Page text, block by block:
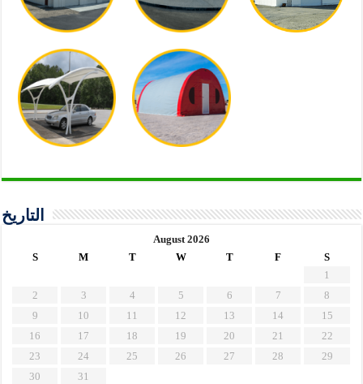
التاريخ
August 2026
S
M T W T F
S
1
2
3 4 5 6 7
8
9
10 11 12 13 14
15
16
17 18 19 20 21
22
23
24 25 26 27 28
29
30
31